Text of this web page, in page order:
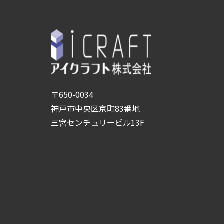
〒650-0034
神戸市中央区京町83番地
三宮センチュリービル13F